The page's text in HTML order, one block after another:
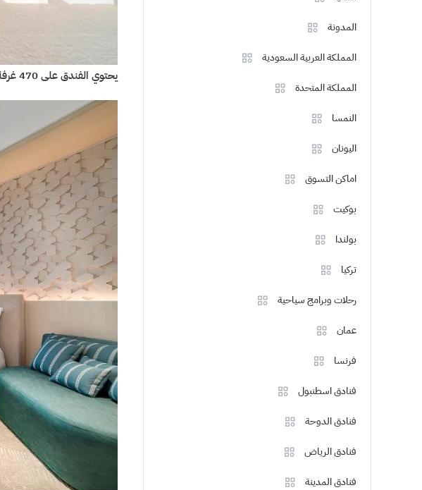
يحتوي الفندق على 470 غرفة ضيوف وجناح، موزعة على 16 طابقًا، تتميز بديكور بسيط وأنيق مع إطلالات على الخليج العربي.
المدونة
المملكة العربية السعودية
المملكة المتحدة
النمسا
اليونان
اماكن التسوق
بوكيت
بولندا
تركيا
رحلات وبرامج سياحية
عمان
فرنسا
فنادق اسطنبول
فنادق الدوحة
فنادق الرياض
فنادق المدينة